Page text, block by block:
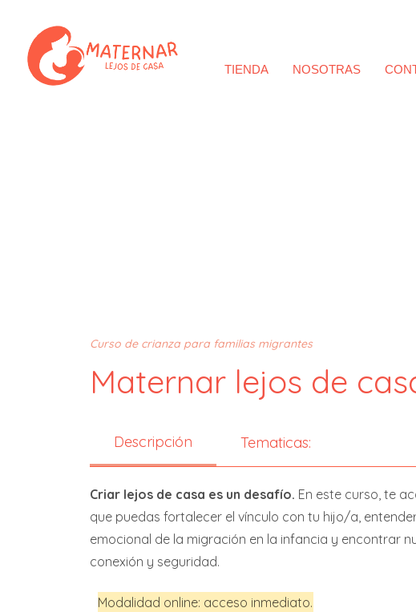
TIENDA NOSOTRAS
Curso de crianza para familias migrantes
Maternar lejos de
Descripción Tematicas:
Criar lejos de casa es un desafío. En este curso, te
que puedas fortalecer el vínculo con tu hijo/a,
emocional de la migración en la infancia y encontrar
conexión y seguridad.
Modalidad online: acceso inmediato.